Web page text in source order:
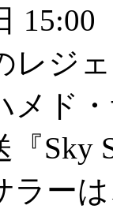
15:00
ジ
メド
『Sky
ー